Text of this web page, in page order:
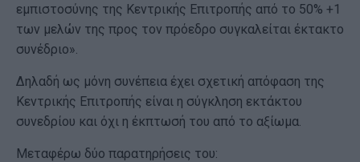
εμπιστοσύνης της Κεντρικής Επιτροπής από το 50% +1
των μελών της προς τον πρόεδρο συγκαλείται έκτακτο
συνέδριο».
Δηλαδή ως μόνη συνέπεια έχει σχετική απόφαση της
Κεντρικής Επιτροπής είναι η σύγκληση εκτάκτου
συνεδρίου και όχι η έκπτωσή του από το αξίωμα.
Μεταφέρω δύο παρατηρήσεις του: